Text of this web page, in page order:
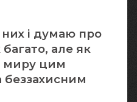
і думаю про
але як
миру цим